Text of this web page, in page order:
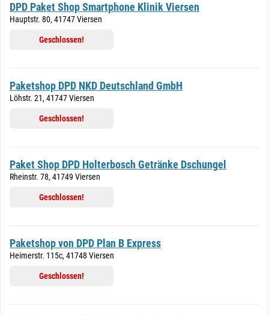
DPD Paket Shop Smartphone Klinik Viersen
Hauptstr. 80, 41747 Viersen
Geschlossen!
Paketshop DPD NKD Deutschland GmbH
Löhstr. 21, 41747 Viersen
Geschlossen!
Paket Shop DPD Holterbosch Getränke Dschungel
Rheinstr. 78, 41749 Viersen
Geschlossen!
Paketshop von DPD Plan B Express
Heimerstr. 115c, 41748 Viersen
Geschlossen!